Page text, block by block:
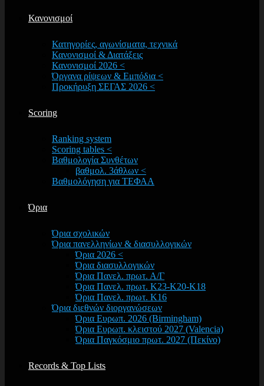
Κανονισμοί
Κατηγορίες, αγωνίσματα, τεχνικά
Κανονισμοί & Διατάξεις
Κανονισμοί 2026 <
Όργανα ρίψεων & Εμπόδια <
Προκήρυξη ΣΕΓΑΣ 2026 <
Scoring
Ranking system
Scoring tables <
Βαθμολογία Συνθέτων
βαθμολ. 3άθλων <
Βαθμολόγηση για ΤΕΦΑΑ
Όρια
Όρια σχολικών
Όρια πανελληνίων & διασυλλογικών
Όρια 2026 <
Όρια διασυλλογικών
Όρια Πανελ. πρωτ. Α/Γ
Όρια Πανελ. πρωτ. Κ23-Κ20-Κ18
Όρια Πανελ. πρωτ. Κ16
Όρια διεθνών διοργανώσεων
Όρια Ευρωπ. 2026 (Birmingham)
Όρια Ευρωπ. κλειστού 2027 (Valencia)
Όρια Παγκόσμιο πρωτ. 2027 (Πεκίνο)
Records & Top Lists